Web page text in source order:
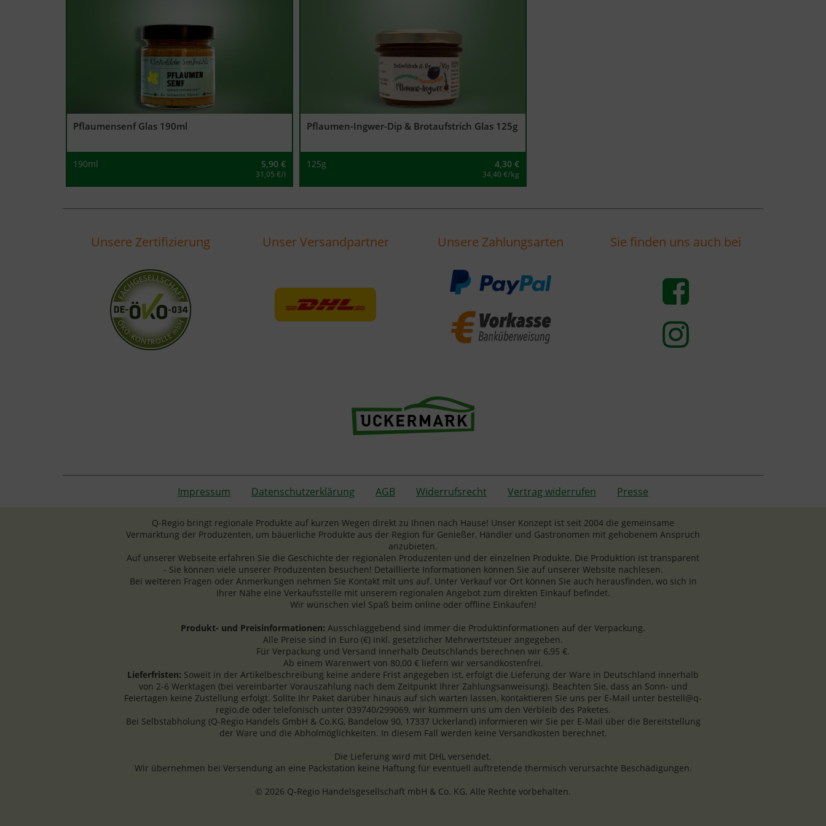
Pflaumensenf Glas 190ml
190ml 5,90 €
31,05 €/l
Pflaumen-Ingwer-Dip & Brotaufstrich Glas 125g
125g 4,30 €
34,40 €/kg
Unsere Zertifizierung Unser Versandpartner Unsere Zahlungsarten Sie finden uns auch bei
Impressum Datenschutzerklärung AGB Widerrufsrecht Vertrag widerrufen Presse
Q-Regio bringt regionale Produkte auf kurzen Wegen direkt zu Ihnen nach Hause! Unser Konzept ist seit 2004 die gemeinsame
Vermarktung der Produzenten, um bäuerliche Produkte aus der Region für Genießer, Händler und Gastronomen mit gehobenem Anspruch
anzubieten.
Auf unserer Webseite erfahren Sie die Geschichte der regionalen Produzenten und der einzelnen Produkte. Die Produktion ist transparent
- Sie können viele unserer Produzenten besuchen! Detaillierte Informationen können Sie auf unserer Website nachlesen.
Bei weiteren Fragen oder Anmerkungen nehmen Sie Kontakt mit uns auf. Unter Verkauf vor Ort können Sie auch herausfinden, wo sich in
Ihrer Nähe eine Verkaufsstelle mit unserem regionalen Angebot zum direkten Einkauf befindet.
Wir wünschen viel Spaß beim online oder offline Einkaufen!
Produkt- und Preisinformationen: Ausschlaggebend sind immer die Produktinformationen auf der Verpackung.
Alle Preise sind in Euro (€) inkl. gesetzlicher Mehrwertsteuer angegeben.
Für Verpackung und Versand innerhalb Deutschlands berechnen wir 6,95 €.
Ab einem Warenwert von 80,00 € liefern wir versandkostenfrei.
Lieferfristen: Soweit in der Artikelbeschreibung keine andere Frist angegeben ist, erfolgt die Lieferung der Ware in Deutschland innerhalb
von 2-6 Werktagen (bei vereinbarter Vorauszahlung nach dem Zeitpunkt Ihrer Zahlungsanweisung). Beachten Sie, dass an Sonn- und
Feiertagen keine Zustellung erfolgt. Sollte Ihr Paket darüber hinaus auf sich warten lassen, kontaktieren Sie uns per E-Mail unter bestell@q-
regio.de oder telefonisch unter 039740/299069, wir kümmern uns um den Verbleib des Paketes.
Bei Selbstabholung (Q-Regio Handels GmbH & Co.KG, Bandelow 90, 17337 Uckerland) informieren wir Sie per E-Mail über die Bereitstellung
der Ware und die Abholmöglichkeiten. In diesem Fall werden keine Versandkosten berechnet.
Die Lieferung wird mit DHL versendet.
Wir übernehmen bei Versendung an eine Packstation keine Haftung für eventuell auftretende thermisch verursachte Beschädigungen.
© 2026 Q-Regio Handelsgesellschaft mbH & Co. KG. Alle Rechte vorbehalten.